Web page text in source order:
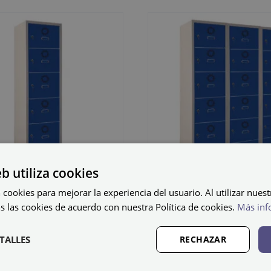
metálico
SB-40/1
Cacifo
soldado SB-
utiliza cookies
cookies para mejorar la experiencia del usuario. Al utilizar
las cookies de acuerdo con nuestra Política de cookies. Más
RECHAZAR